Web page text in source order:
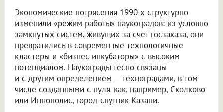
Экономические потрясения 1990-х структурно
изменили «режим работы» наукоградов: из условно
замкнутых систем, живущих за счет госзаказа, они
превратились в современные технологичные
кластеры и «бизнес-инкубаторы» с высоким
потенциалом. Наукограды тесно связаны
и с другим определением — техноградами, в том
числе созданными с нуля, как, например, Сколково
или Иннополис, город-спутник Казани.